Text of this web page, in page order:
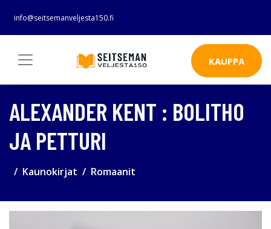
info@seitsemanveljesta150.fi
KAUPPA
ALEXANDER KENT : BOLITHO
JA PETTURI
Kaunokirjat Romaanit